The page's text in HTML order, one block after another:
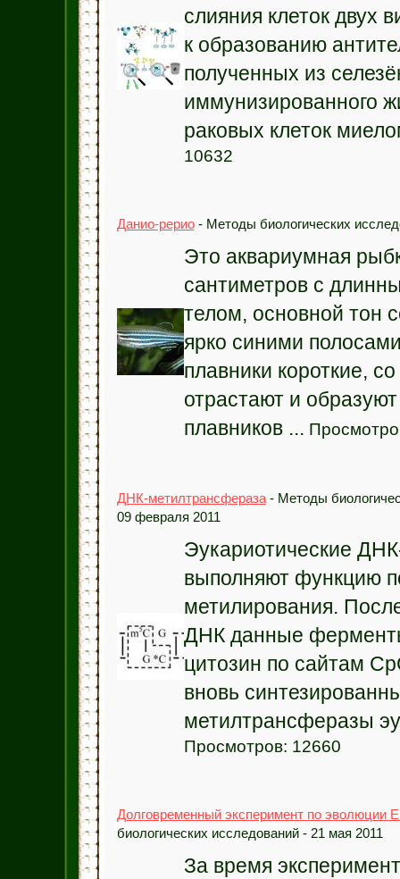
слияния клеток двух
к образованию
полученных из
иммунизированного
раковых клеток
10632
Данио-рерио- Методы биологических
Это аквариумная
сантиметров с
телом, основной тон
ярко синими
плавники короткие,
отрастают и
плавников ...
ДНК-метилтрансфераза- Методы
09 февраля 2011
Эукариотические
выполняют функцию
метилирования.
ДНК данные
цитозин по сайтам
вновь
метилтрансферазы
Просмотров: 12660
Долговременный эксперимент по эволюции
биологических исследований - 21 мая 2011
За время